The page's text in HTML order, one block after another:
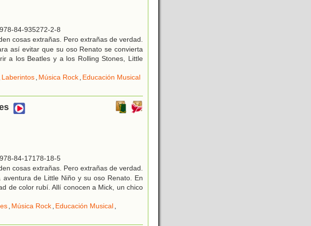
978-84-935272-2-8
cosas extrañas. Pero extrañas de verdad.
así evitar que su oso Renato se convierta
a los Beatles y a los Rolling Stones, Little
Laberintos, Música Rock, Educación Musical
978-84-17178-18-5
cosas extrañas. Pero extrañas de verdad.
de Little Niño y su oso Renato. En
de color rubí. Allí conocen a Mick, un chico
, Música Rock, Educación Musical,